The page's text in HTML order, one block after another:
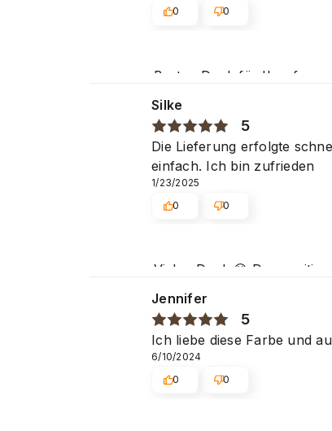
Besten Dank für Ihre
0
0
Vielen Dank 😊 Das
Schönheitssalons großer
Silke
5
Die Lieferung erfolgte
einfach. Ich bin zufrieden
1/23/2025
0
0
Jennifer
5
Ich liebe diese Farbe und
6/10/2024
0
0